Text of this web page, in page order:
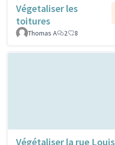
Végetaliser les
toitures
Thomas A
2 8
Végétaliser la rue Louis